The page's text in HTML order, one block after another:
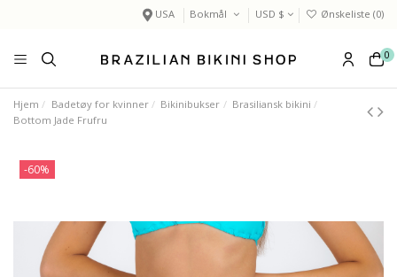
USA Bokmål USD $ Ønskeliste (0)
0
Hjem Badetøy for kvinner Bikinibukser
Brasiliansk bikini
Bottom Jade Frufru
-60%